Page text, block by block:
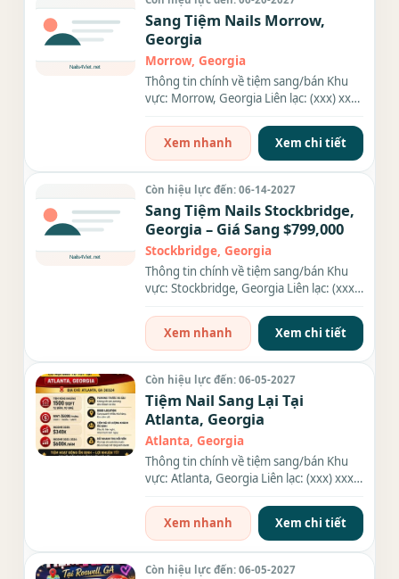
Sang Tiệm Nails Morrow,
Georgia
Morrow, Georgia
Thông tin chính về tiệm sang/bán Khu
vực: Morrow, Georgia Liên lạc: (xxx) xxx-
Xem nhanh
Xem chi tiết
Còn hiệu lực đến: 06-14-2027
Sang Tiệm Nails Stockbridge,
Georgia – Giá Sang $799,000
Stockbridge, Georgia
Thông tin chính về tiệm sang/bán Khu
vực: Stockbridge, Georgia Liên lạc: (xxx)
Xem nhanh
Xem chi tiết
Còn hiệu lực đến: 06-05-2027
Tiệm Nail Sang Lại Tại
Atlanta, Georgia
Atlanta, Georgia
Thông tin chính về tiệm sang/bán Khu
vực: Atlanta, Georgia Liên lạc: (xxx) xxx-
Xem nhanh
Xem chi tiết
Còn hiệu lực đến: 06-05-2027